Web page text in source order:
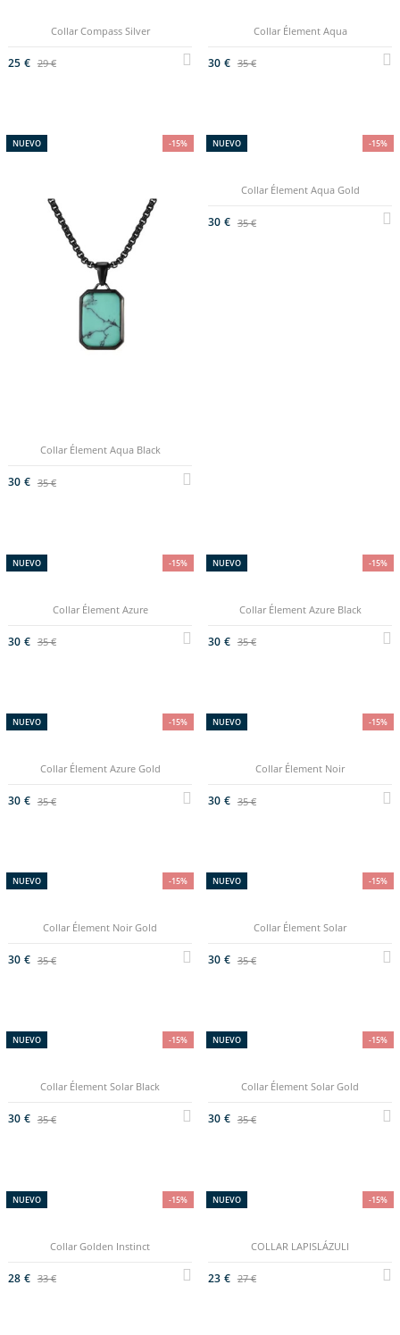
Collar Compass Silver
25 € 29 €
Collar Élement Aqua
30 € 35 €
-15%
NUEVO
Collar Élement Aqua Black
30 € 35 €
-15%
NUEVO
Collar Élement Aqua Gold
30 € 35 €
-15%
NUEVO
Collar Élement Azure
30 € 35 €
-15%
NUEVO
Collar Élement Azure Black
30 € 35 €
-15%
NUEVO
Collar Élement Azure Gold
30 € 35 €
-15%
NUEVO
Collar Élement Noir
30 € 35 €
-15%
NUEVO
Collar Élement Noir Gold
30 € 35 €
-15%
NUEVO
Collar Élement Solar
30 € 35 €
-15%
NUEVO
Collar Élement Solar Black
30 € 35 €
-15%
NUEVO
Collar Élement Solar Gold
30 € 35 €
-15%
NUEVO
Collar Golden Instinct
28 € 33 €
-15%
NUEVO
COLLAR LAPISLÁZULI
23 € 27 €